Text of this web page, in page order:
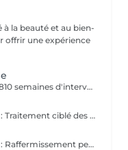
à la beauté et au bien-
offrir une expérience
1 séance, 2 si relâchement important (810 semaines d'intervalle) Description : Rétraction cutanée par micro-points plasma. Effet lifting sans chirurgie pour excès cutané léger à modéré. Stimule collagène et contraction immédiate. Contre-indications : Grossesse / allaitement Diabète non contrôlé Pacemaker Tendance chéloïde Isotrétinoïne récente Infection oculaire Phototype élevé à risque PIH Avant : Pas de soleil 3 semaines Pas de peeling / laser 3 semaines Pas d'injection récente Sans maquillage Après : dème 25 jours Croûtes 510 jours SPF 50 pendant 30 jours Pas de maquillage 7 jours Pas de sport intense 5 jours
Nombre de séances : 1 à 2 Description : Traitement ciblé des rides verticales. Améliore texture et fermeté. Ne remplace pas filler. Contre-indications : Herpès actif Peau foncée à risque PIH Grossesse / allaitement Diabète non contrôlé Pacemaker Tendance chéloïde Isotrétinoïne récente Infection oculaire active Phototype élevé à risque PIH Avant : Antiviral si herpès fréquent Pas d'acide 2 semaines Pas de soleil 3 semaines Pas de peeling / laser récent Pas d'injection récente Arriver sans maquillage Après : Rougeur 35 jours Croûtes fines SPF obligatoire dème 25 jours Croûtes 510 jours SPF 50 pendant 30 jours Pas de maquillage 7 jours Pas de sport intense 57 jours
Nombre de séances : 1 à 2 Description : Raffermissement peau relâchée légère à modérée. Non adapté si excès graisseux important. Après : Croûtes visibles 7-10 jours. Protection solaire stricte. Contre-indications Grossesse / allaitement Diabète non contrôlé Pacemaker Tendance chéloïde Isotrétinoïne récente Infection oculaire active Phototype élevé à risque PIH Avant Pas de soleil 3 semaines Pas de peeling / laser récent Pas d'injection récente Arriver sans maquillage Après dème 25 jours Croûtes 510 jours SPF 50 pendant 30 jours Pas de maquillage 7 jours Pas de sport intense 57 jours